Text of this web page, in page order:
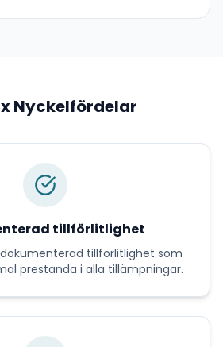
Nyckelfördelar
tillförlitlighet
dokumenterad tillförlitlighet som
prestanda i alla tillämpningar.